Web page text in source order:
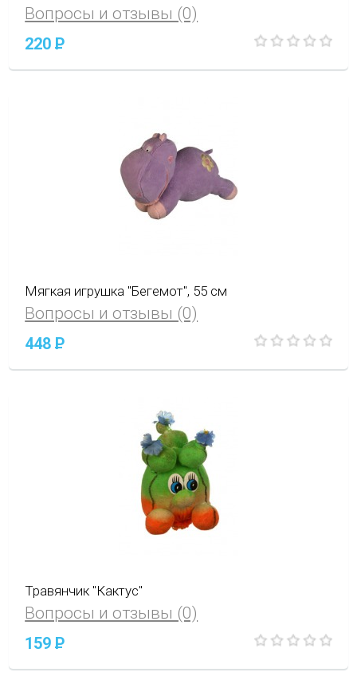
Вопросы и отзывы (0)
220P
Мягкая игрушка "Бегемот", 55 см
Вопросы и отзывы (0)
448P
Травянчик "Кактус"
Вопросы и отзывы (0)
159P